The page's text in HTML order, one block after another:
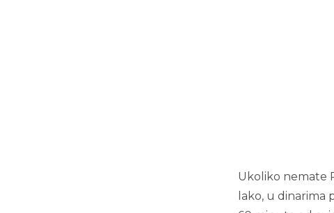
Ukoliko nemate
lako, u dinarima